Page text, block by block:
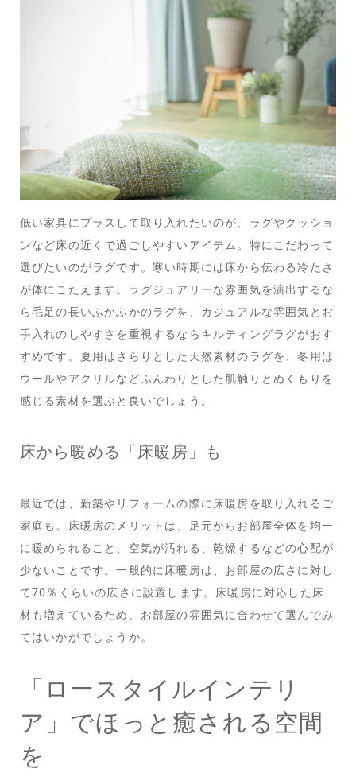
低い家具にプラスして取り入れたいのが、ラグやクッショ
ンなど床の近くで過ごしやすいアイテム。特にこだわって
選びたいのがラグです。寒い時期には床から伝わる冷たさ
が体にこたえます。ラグジュアリーな雰囲気を演出するな
ら毛足の長いふかふかのラグを、カジュアルな雰囲気とお
手入れのしやすさを重視するならキルティングラグがおす
すめです。夏用はさらりとした天然素材のラグを、冬用は
ウールやアクリルなどふんわりとした肌触りとぬくもりを
感じる素材を選ぶと良いでしょう。
床から暖める「床暖房」も
最近では、新築やリフォームの際に床暖房を取り入れるご
家庭も。床暖房のメリットは、足元からお部屋全体を均一
に暖められること、空気が汚れる、乾燥するなどの心配が
少ないことです。一般的に床暖房は、お部屋の広さに対し
て70％くらいの広さに設置します。床暖房に対応した床
材も増えているため、お部屋の雰囲気に合わせて選んでみ
てはいかがでしょうか。
「ロースタイルインテリ
ア」でほっと癒される空間
を